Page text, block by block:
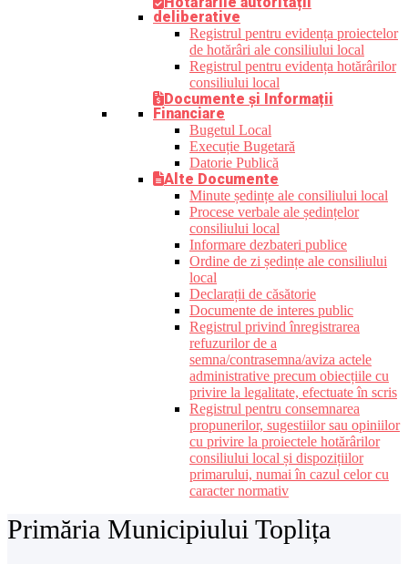
deliberative
Registrul pentru evidența proiectelor
de hotărâri ale consiliului local
Registrul pentru evidența hotărârilor
consiliului local
Documente și Informații
Financiare
Bugetul Local
Execuție Bugetară
Datorie Publică
Alte Documente
Minute ședințe ale consiliului local
Procese verbale ale ședințelor
consiliului local
Informare dezbateri publice
Ordine de zi ședințe ale consiliului
local
Declarații de căsătorie
Documente de interes public
Registrul privind înregistrarea
refuzurilor de a
semna/contrasemna/aviza actele
administrative precum obiecțiile cu
privire la legalitate, efectuate în scris
Registrul pentru consemnarea
propunerilor, sugestiilor sau opiniilor
cu privire la proiectele hotărârilor
consiliului local și dispozițiilor
primarului, numai în cazul celor cu
caracter normativ
Primăria Municipiului Toplița